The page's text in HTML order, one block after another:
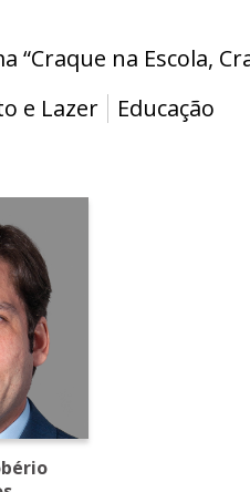
“Craque na Escola,
e Lazer Educação